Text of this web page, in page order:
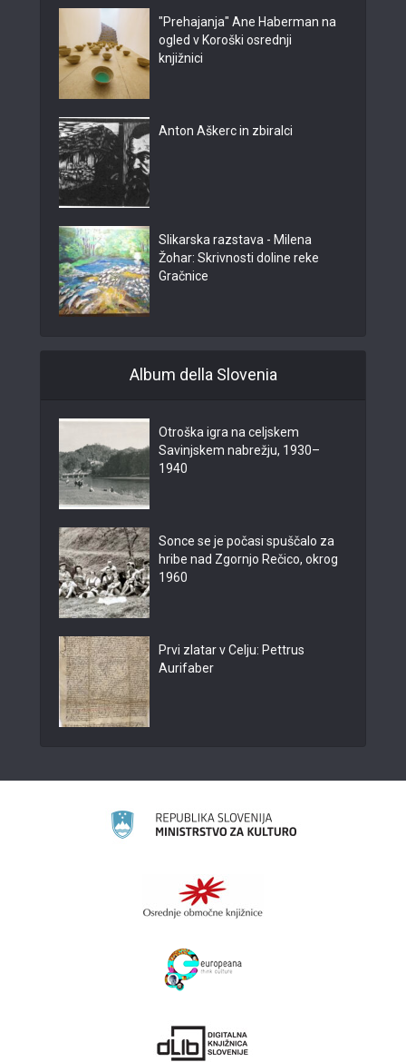
"Prehajanja" Ane Haberman na
ogled v Koroški osrednji
knjižnici
Anton Aškerc in zbiralci
Slikarska razstava - Milena
Žohar: Skrivnosti doline reke
Gračnice
Album della Slovenia
Otroška igra na celjskem
Savinjskem nabrežju, 1930–
1940
Sonce se je počasi spuščalo za
hribe nad Zgornjo Rečico, okrog
1960
Prvi zlatar v Celju: Pettrus
Aurifaber